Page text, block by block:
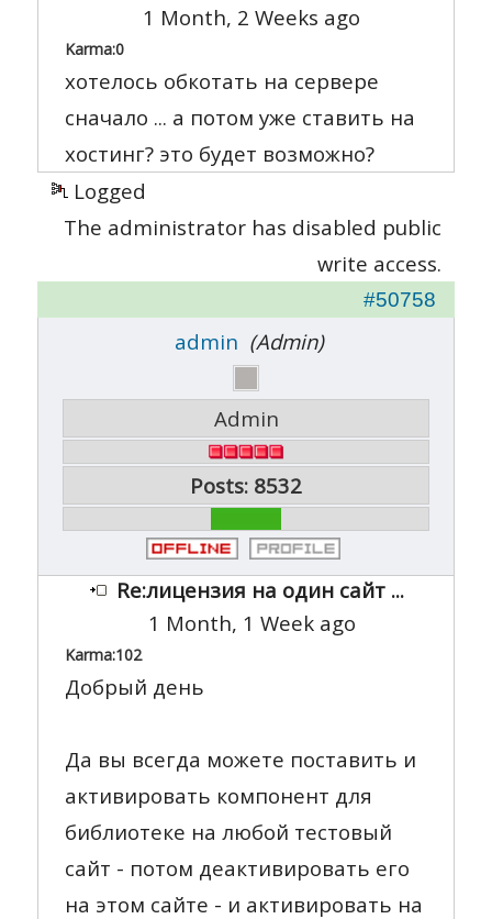
1 Month, 2 Weeks ago
Karma:0
хотелось обкотать на сервере
сначало ... а потом уже ставить на
хостинг? это будет возможно?
Logged
The administrator has disabled public
write access.
#50758
admin (Admin)
Admin
Posts: 8532
Re:лицензия на один сайт ...
1 Month, 1 Week ago
Karma:102
Добрый день
Да вы всегда можете поставить и
активировать компонент для
библиотеке на любой тестовый
сайт - потом деактивировать его
на этом сайте - и активировать на